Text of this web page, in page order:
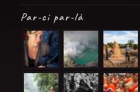
Par-ci par-là